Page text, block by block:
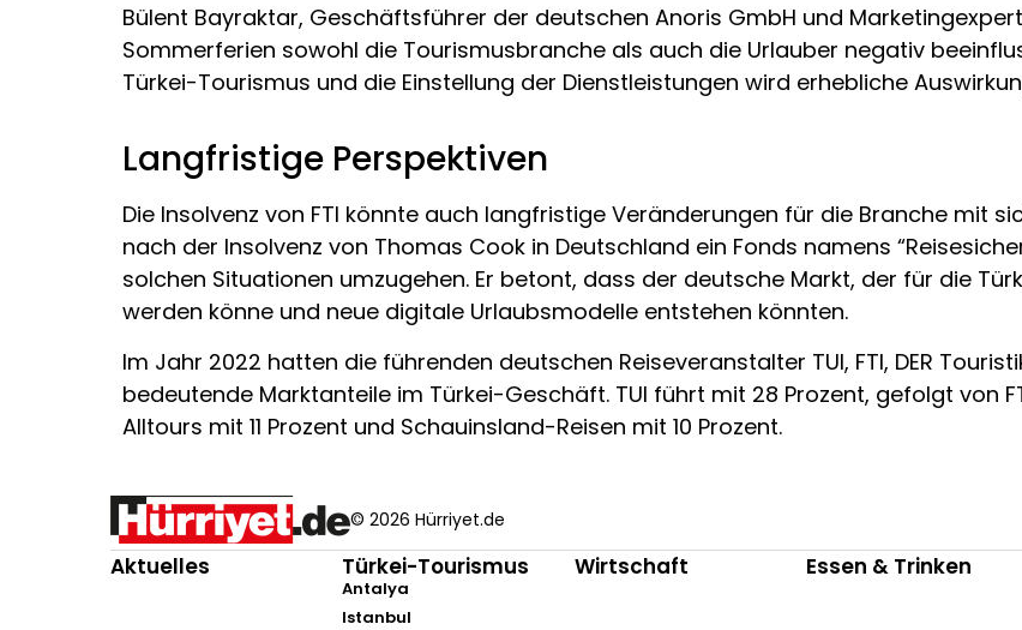
Bülent Bayraktar, Geschäftsführer der deutschen Anoris GmbH und
Sommerferien sowohl die Tourismusbranche als auch die Urlauber negativ
Türkei-Tourismus und die Einstellung der Dienstleistungen wird erhebliche
Langfristige Perspektiven
Die Insolvenz von FTI könnte auch langfristige Veränderungen für die Branche mit
nach der Insolvenz von Thomas Cook in Deutschland ein Fonds namens
solchen Situationen umzugehen. Er betont, dass der deutsche Markt, der für die
werden könne und neue digitale Urlaubsmodelle entstehen könnten.
Im Jahr 2022 hatten die führenden deutschen Reiseveranstalter TUI, FTI, DER
bedeutende Marktanteile im Türkei-Geschäft. TUI führt mit 28 Prozent, gefolgt von
Alltours mit 11 Prozent und Schauinsland-Reisen mit 10 Prozent.
© 2026 Hürriyet.de
Aktuelles Türkei-Tourismus
Antalya
Istanbul
Wirtschaft Essen & Trinken